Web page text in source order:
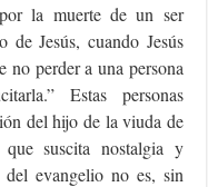
la muerte de un ser
Jesús, cuando Jesús
no perder a una persona
Estas personas
del hijo de la viuda de
suscita nostalgia y
evangelio no es, sin